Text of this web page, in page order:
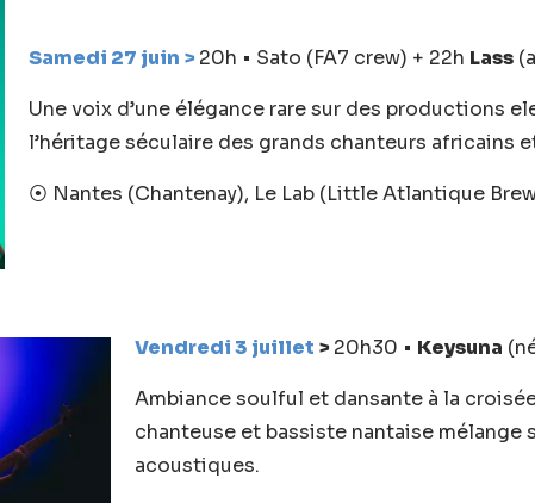
Samedi 27 juin > 20h • Sato (FA7 crew) + 22h Lass
Une voix d’une élégance rare sur des productions
l’héritage séculaire des grands chanteurs africains
⦿ Nantes (Chantenay), Le Lab (Little Atlantique
Vendredi 3 juillet > 20h30 • Keysuna
Ambiance soulful et dansante à la
chanteuse et bassiste nantaise
acoustiques.